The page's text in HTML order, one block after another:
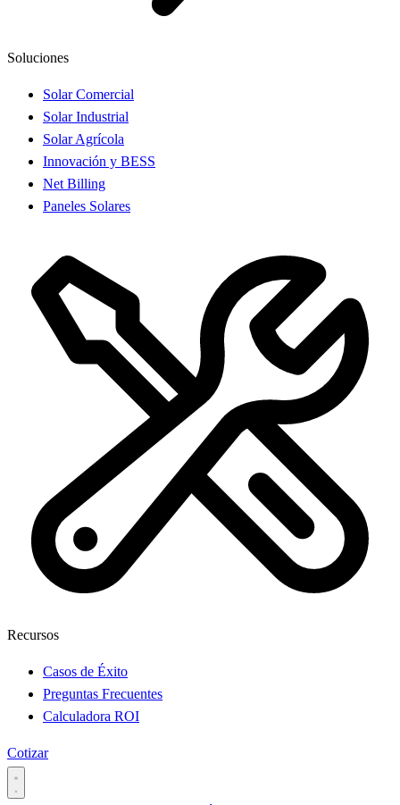
Soluciones
Solar Comercial
Solar Industrial
Solar Agrícola
Innovación y BESS
Net Billing
Paneles Solares
Recursos
Casos de Éxito
Preguntas Frecuentes
Calculadora ROI
Cotizar